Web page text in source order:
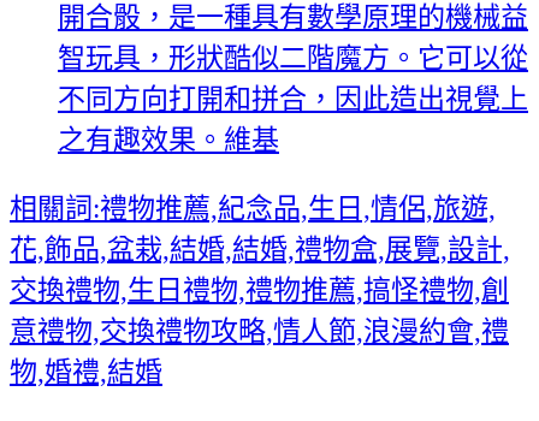
開合骰，是一種具有數學原理的機械益
智玩具，形狀酷似二階魔方。它可以從
不同方向打開和拼合，因此造出視覺上
之有趣效果。維基
相關詞:禮物推薦,紀念品,生日,情侶,旅遊,
花,飾品,盆栽,結婚,結婚,禮物盒,展覽,設計,
交換禮物,生日禮物,禮物推薦,搞怪禮物,創
意禮物,交換禮物攻略,情人節,浪漫約會,禮
物,婚禮,結婚